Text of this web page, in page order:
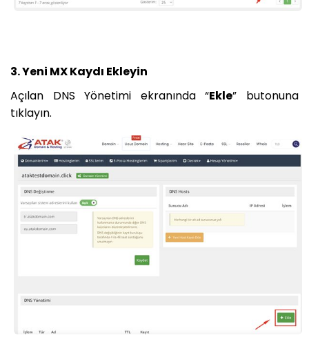
3. Yeni MX Kaydı Ekleyin
Açılan DNS Yönetimi ekranında “Ekle” butonuna
tıklayın.